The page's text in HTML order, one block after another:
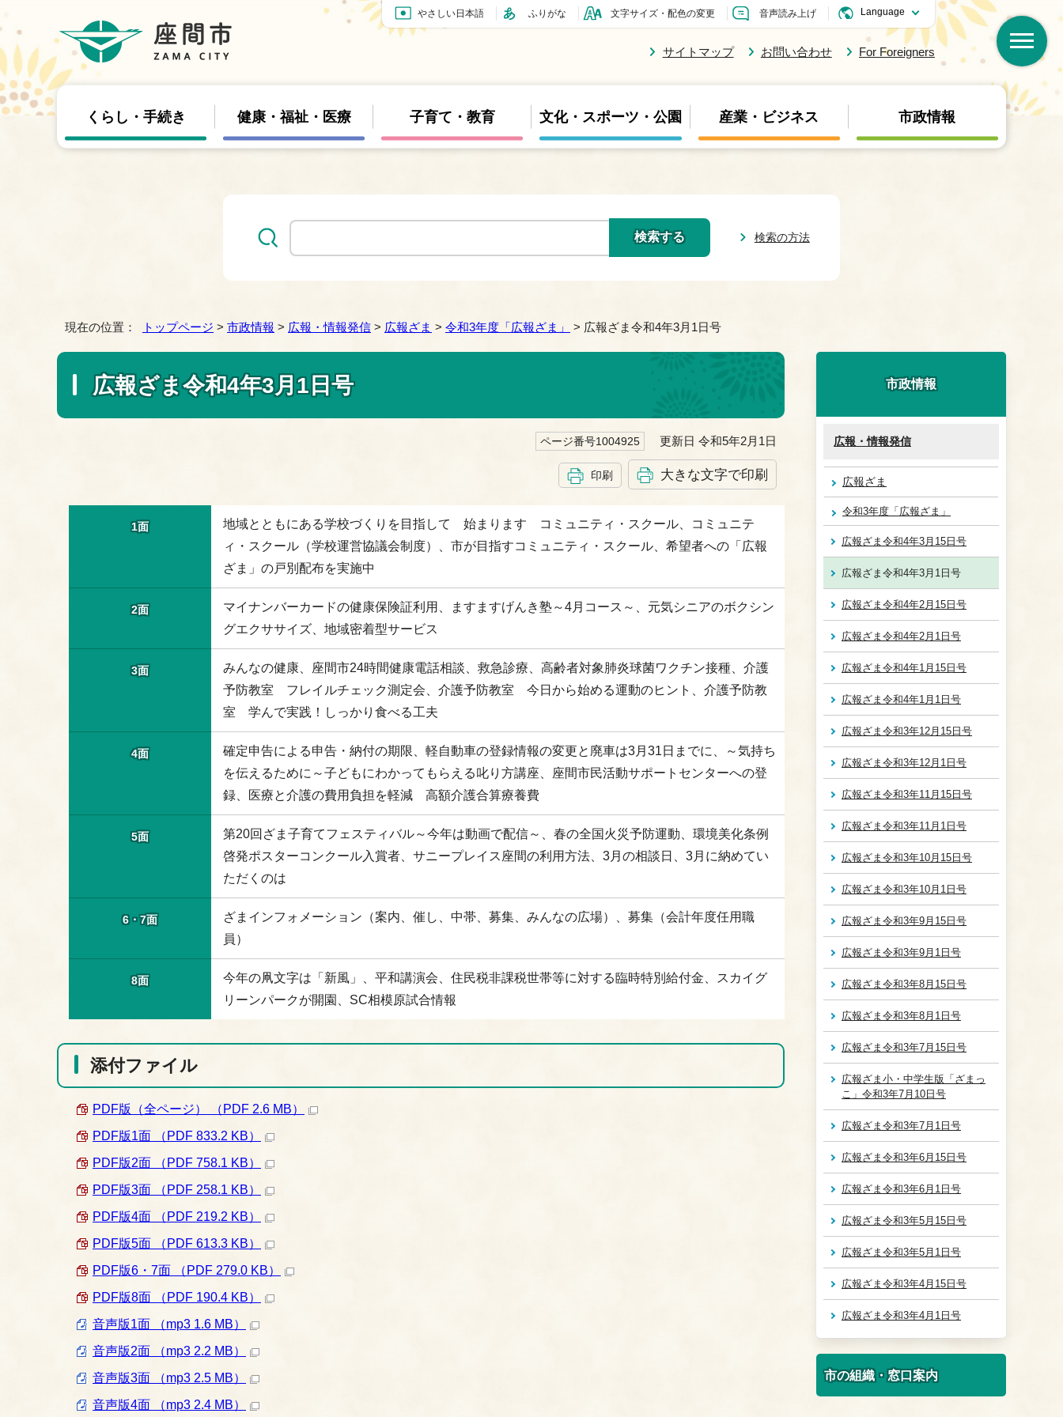
やさしい日本語 ふりがな 文字サイズ・配色の変更 音声読み上げ
サイトマップ お問い合わせ For Foreigners
くらし・手続き 健康・福祉・医療 子育て・教育 文化・スポーツ・公園 産業・ビジネス 市政情報
検索の方法
現在の位置： トップページ > 市政情報 > 広報・情報発信 > 広報ざま > 令和3年度「広報ざま」 > 広報ざま令和4年3月1日号
広報ざま令和4年3月1日号
ページ番号1004925 更新日 令和5年2月1日
印刷 大きな文字で印刷
1面
地域とともにある学校づくりを目指して 始まります コミュニティ・スクール、コミュニテ
ィ・スクール（学校運営協議会制度）、市が目指すコミュニティ・スクール、希望者への「広報
ざま」の戸別配布を実施中
2面
マイナンバーカードの健康保険証利用、ますますげんき塾～4月コース～、元気シニアのボクシン
グエクササイズ、地域密着型サービス
3面
みんなの健康、座間市24時間健康電話相談、救急診療、高齢者対象肺炎球菌ワクチン接種、介護
予防教室 フレイルチェック測定会、介護予防教室 今日から始める運動のヒント、介護予防教
室 学んで実践！しっかり食べる工夫
4面
確定申告による申告・納付の期限、軽自動車の登録情報の変更と廃車は3月31日までに、～気持ち
を伝えるために～子どもにわかってもらえる叱り方講座、座間市民活動サポートセンターへの登
録、医療と介護の費用負担を軽減 高額介護合算療養費
5面
第20回ざま子育てフェスティバル～今年は動画で配信～、春の全国火災予防運動、環境美化条例
啓発ポスターコンクール入賞者、サニープレイス座間の利用方法、3月の相談日、3月に納めてい
ただくのは
6・7面
ざまインフォメーション（案内、催し、中帯、募集、みんなの広場）、募集（会計年度任用職
員）
8面
今年の凧文字は「新風」、平和講演会、住民税非課税世帯等に対する臨時特別給付金、スカイグ
リーンパークが開園、SC相模原試合情報
添付ファイル
PDF版（全ページ） （PDF 2.6 MB）
PDF版1面 （PDF 833.2 KB）
PDF版2面 （PDF 758.1 KB）
PDF版3面 （PDF 258.1 KB）
PDF版4面 （PDF 219.2 KB）
PDF版5面 （PDF 613.3 KB）
PDF版6・7面 （PDF 279.0 KB）
PDF版8面 （PDF 190.4 KB）
音声版1面 （mp3 1.6 MB）
音声版2面 （mp3 2.2 MB）
音声版3面 （mp3 2.5 MB）
音声版4面 （mp3 2.4 MB）
市政情報
広報・情報発信
広報ざま
令和3年度「広報ざま」
広報ざま令和4年3月15日号
広報ざま令和4年3月1日号
広報ざま令和4年2月15日号
広報ざま令和4年2月1日号
広報ざま令和4年1月15日号
広報ざま令和4年1月1日号
広報ざま令和3年12月15日号
広報ざま令和3年12月1日号
広報ざま令和3年11月15日号
広報ざま令和3年11月1日号
広報ざま令和3年10月15日号
広報ざま令和3年10月1日号
広報ざま令和3年9月15日号
広報ざま令和3年9月1日号
広報ざま令和3年8月15日号
広報ざま令和3年8月1日号
広報ざま令和3年7月15日号
広報ざま小・中学生版「ざまっ
こ」令和3年7月10日号
広報ざま令和3年7月1日号
広報ざま令和3年6月15日号
広報ざま令和3年6月1日号
広報ざま令和3年5月15日号
広報ざま令和3年5月1日号
広報ざま令和3年4月15日号
広報ざま令和3年4月1日号
市の組織・窓口案内